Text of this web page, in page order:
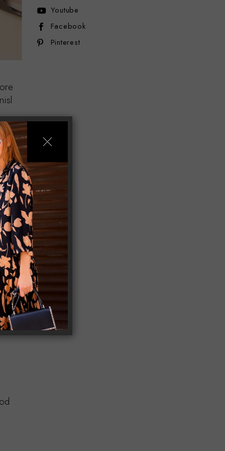
Youtube
Facebook
Pinterest